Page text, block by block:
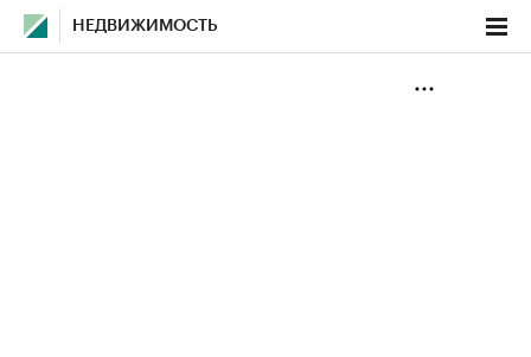
НЕДВИЖИМОСТЬ